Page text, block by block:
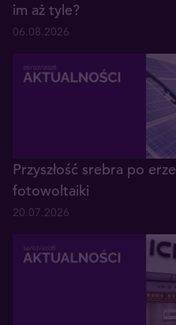
im aż tyle?
06.08.2026
Przyszłość srebra po erze
fotowoltaiki
20.07.2026